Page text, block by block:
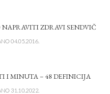
NAPRAVITI ZDRAVI SENDVIČ
04.05.2016.
I MINUTA – 48 DEFINICIJA
31.10.2022.